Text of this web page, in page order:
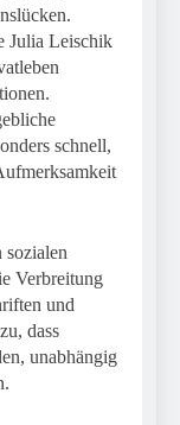
Julia Leischik
schnell,
Verbreitung
und
dass
unabhängig